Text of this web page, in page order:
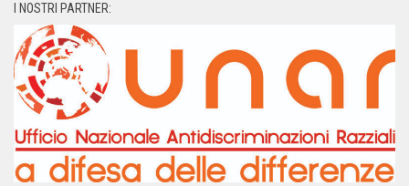
I NOSTRI PARTNER: